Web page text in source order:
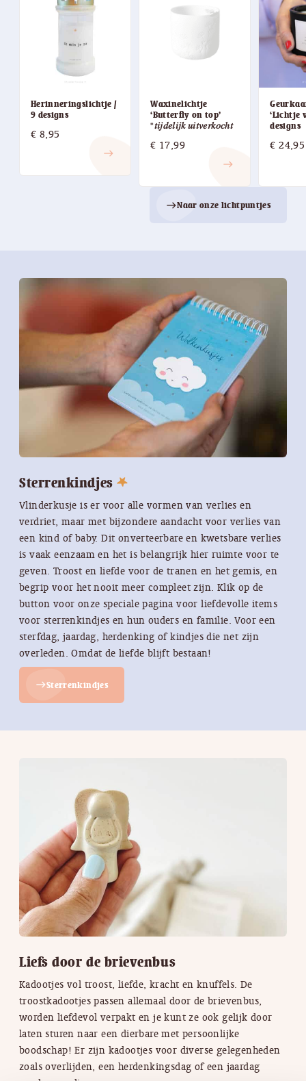
Herinneringslichtje /
9 designs
€ 8,95
east
Waxinelichtje
‘Butterfly on top’
*𝑡𝑖𝑗𝑑𝑒𝑙𝑖𝑗𝑘 𝑢𝑖𝑡𝑣𝑒𝑟𝑘𝑜𝑐ℎ𝑡
€ 17,99
east
‘Lichtje
designs
€ 24,95
eastNaar onze lichtpuntjes
Sterrenkindjes
Vlinderkusje is er voor alle vormen van verlies en
verdriet, maar met bijzondere aandacht voor verlies van
een kind of baby. Dit onverteerbare en kwetsbare verlies
is vaak eenzaam en het is belangrijk hier ruimte voor te
geven. Troost en liefde voor de tranen en het gemis, en
begrip voor het nooit meer compleet zijn. Klik op de
button voor onze speciale pagina voor liefdevolle items
voor sterrenkindjes en hun ouders en familie. Voor een
sterfdag, jaardag, herdenking of kindjes die net zijn
overleden. Omdat de liefde blijft bestaan!
eastSterrenkindjes
Liefs door de brievenbus
Kadootjes vol troost, liefde, kracht en knuffels. De
troostkadootjes passen allemaal door de brievenbus,
worden liefdevol verpakt en je kunt ze ook gelijk door
laten sturen naar een dierbare met persoonlijke
boodschap! Er zijn kadootjes voor diverse gelegenheden
zoals overlijden, een herdenkingsdag of een jaardag